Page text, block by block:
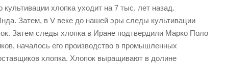
хлопка уходит на 7 тыс. лет назад.
Затем, в V веке до нашей эры следы культивации
Затем следы хлопка в Иране подтвердили Марко Поло
началось его производство в промышленных
хлопка. Хлопок выращивают в долине